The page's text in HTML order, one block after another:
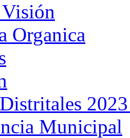
Organica
Municipal